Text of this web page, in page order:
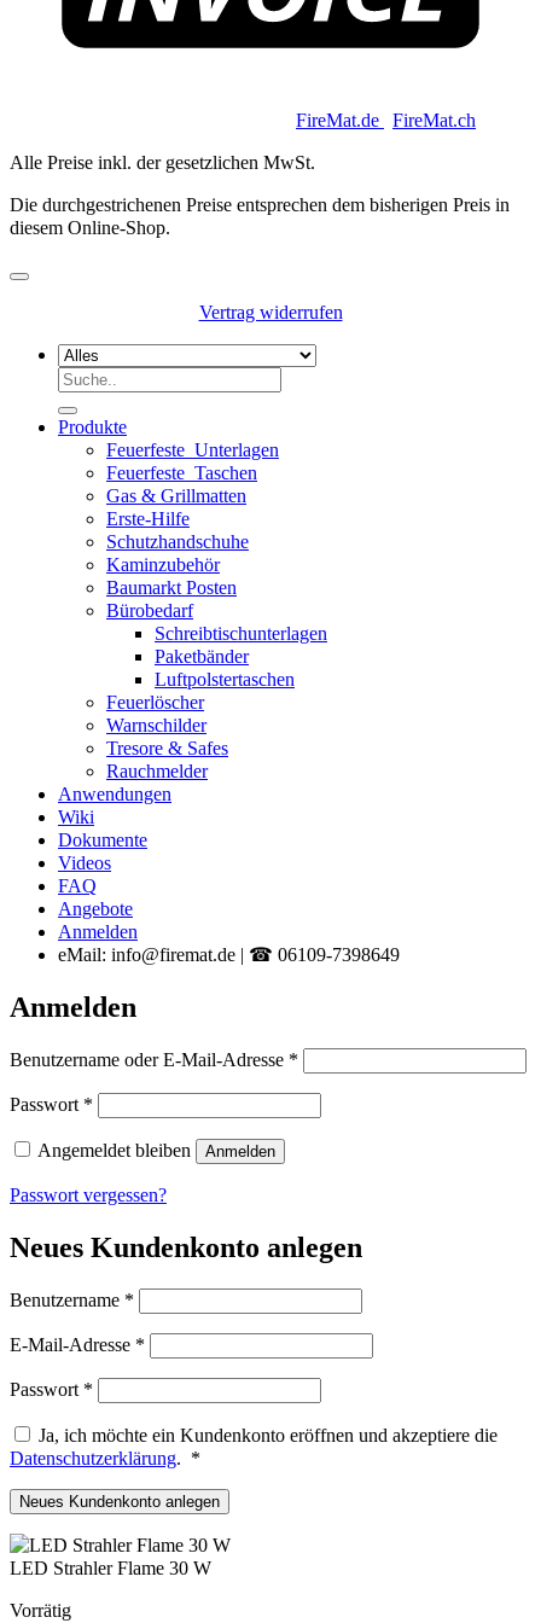
FireMat.de FireMat.ch
Alle Preise inkl. der gesetzlichen MwSt.
Die durchgestrichenen Preise entsprechen dem bisherigen Preis in
diesem Online-Shop.
Vertrag widerrufen
Suchen
Produkte
Feuerfeste_Unterlagen
Feuerfeste_Taschen
Gas & Grillmatten
Erste-Hilfe
Schutzhandschuhe
Kaminzubehör
Baumarkt Posten
Bürobedarf
Schreibtischunterlagen
Paketbänder
Luftpolstertaschen
Feuerlöscher
Warnschilder
Tresore & Safes
Rauchmelder
Anwendungen
Wiki
Dokumente
Videos
FAQ
Angebote
Anmelden
eMail: info@firemat.de | ☎ 06109-7398649
Anmelden
Benutzername oder E-Mail-Adresse *
Passwort *
Angemeldet bleiben Anmelden
Passwort vergessen?
Neues Kundenkonto anlegen
Benutzername *
E-Mail-Adresse *
Passwort *
Ja, ich möchte ein Kundenkonto eröffnen und akzeptiere die
Datenschutzerklärung. *
Neues Kundenkonto anlegen
LED Strahler Flame 30 W
Vorrätig